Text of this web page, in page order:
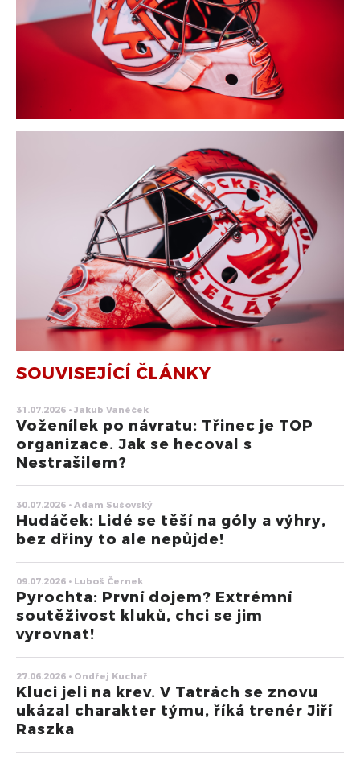
SOUVISEJÍCÍ ČLÁNKY
31.07.2026 • Jakub Vaněček
Voženílek po návratu: Třinec je TOP
organizace. Jak se hecoval s
Nestrašilem?
30.07.2026 • Adam Sušovský
Hudáček: Lidé se těší na góly a výhry,
bez dřiny to ale nepůjde!
09.07.2026 • Luboš Černek
Pyrochta: První dojem? Extrémní
soutěživost kluků, chci se jim
vyrovnat!
27.06.2026 • Ondřej Kuchař
Kluci jeli na krev. V Tatrách se znovu
ukázal charakter týmu, říká trenér Jiří
Raszka